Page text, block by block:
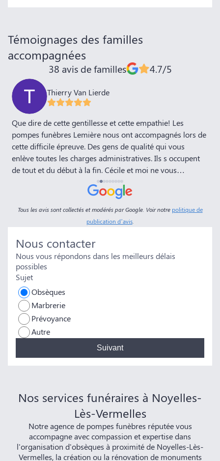
Témoignages des familles
accompagnées
38 avis de familles 4.7/5
Thierry Van Lierde
Que dire de cette gentillesse et cette empathie! Les
pompes funèbres Lemière nous ont accompagnés lors de
cette difficile épreuve. Des gens de qualité qui vous
enlève toutes les charges administratives. Ils s occupent
de tout et du début à la fin. Cécile et moi ne vous
remercieront jamais assez! Bravo
Tous les avis sont collectés et modérés par Google. Voir notre politique de
publication d’avis.
Nous contacter
Nous vous répondons dans les meilleurs délais
possibles
Sujet
Obsèques
Marbrerie
Prévoyance
Autre
Suivant
Nos services funéraires à Noyelles-
Lès-Vermelles
Notre agence de pompes funèbres réputée vous
accompagne avec compassion et expertise dans
l'organisation d'obsèques à proximité de Noyelles-Lès-
Vermelles, la création ou la rénovation de monuments